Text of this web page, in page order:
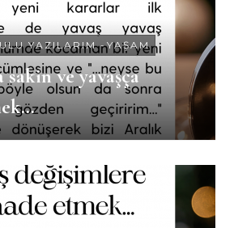
YAZILARIM-YAŞAM
sakin ve yavaşça